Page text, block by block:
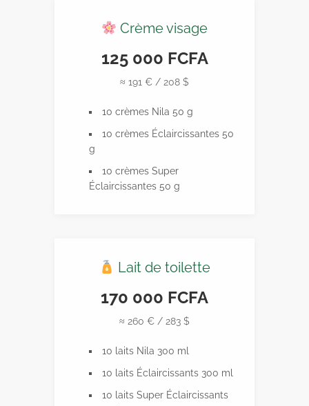
Crème visage
125 000 FCFA
≈ 191 € / 208 $
10 crèmes Nila 50 g
10 crèmes Éclaircissantes 50
g
10 crèmes Super
Éclaircissantes 50 g
Lait de toilette
170 000 FCFA
≈ 260 € / 283 $
10 laits Nila 300 ml
10 laits Éclaircissants 300 ml
10 laits Super Éclaircissants